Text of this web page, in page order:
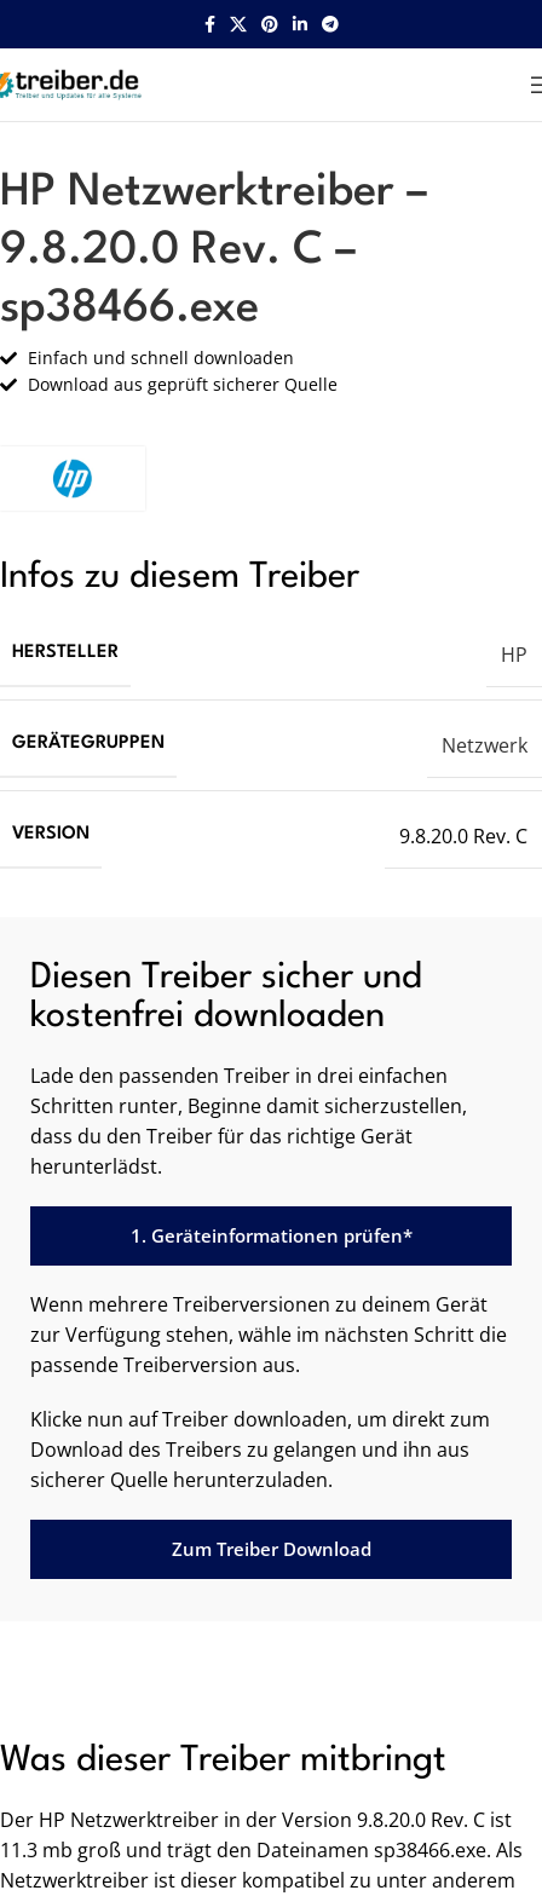
Startseite HP Netzwerk
HP Netzwerktreiber –
9.8.20.0 Rev. C –
sp38466.exe
Einfach und schnell downloaden
Download aus geprüft sicherer Quelle
Infos zu diesem Treiber
HERSTELLER HP
GERÄTEGRUPPEN Netzwerk
VERSION 9.8.20.0 Rev. C
Diesen Treiber sicher und
kostenfrei downloaden
Lade den passenden Treiber in drei einfachen
Schritten runter, Beginne damit sicherzustellen,
dass du den Treiber für das richtige Gerät
herunterlädst.
1. Geräteinformationen prüfen*
Wenn mehrere Treiberversionen zu deinem Gerät
zur Verfügung stehen, wähle im nächsten Schritt die
passende Treiberversion aus.
Klicke nun auf Treiber downloaden, um direkt zum
Download des Treibers zu gelangen und ihn aus
sicherer Quelle herunterzuladen.
Zum Treiber Download
Was dieser Treiber mitbringt
Der HP Netzwerktreiber in der Version 9.8.20.0 Rev. C ist
11.3 mb groß und trägt den Dateinamen sp38466.exe. Als
Netzwerktreiber ist dieser kompatibel zu unter anderem